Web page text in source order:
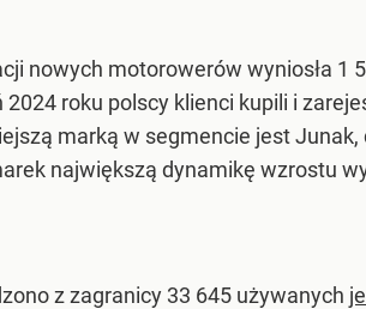
nowych motorowerów wyniosła 1
roku polscy klienci kupili i
marką w segmencie jest
największą dynamikę wzrostu
z zagranicy 33 645 używanych